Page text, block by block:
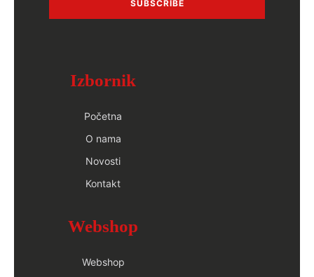
SUBSCRIBE
Izbornik
Početna
O nama
Novosti
Kontakt
Webshop
Webshop